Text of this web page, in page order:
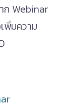
Webinar
พิ่มความ